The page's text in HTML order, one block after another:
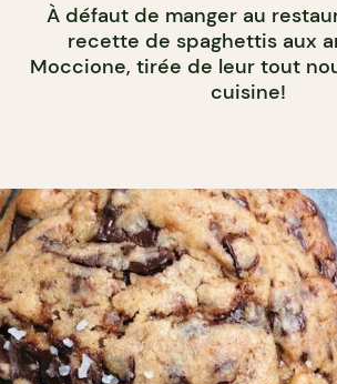
À défaut de manger au
recette de spaghettis aux
Moccione, tirée de leur tout
cuisine!